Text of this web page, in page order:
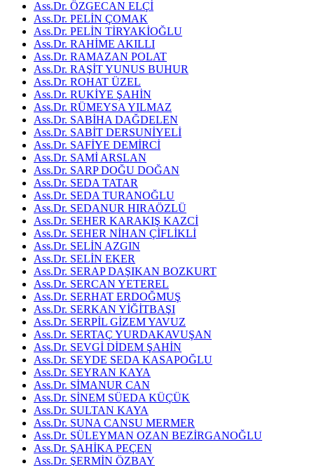
Ass.Dr. ÖZGECAN ELÇİ
Ass.Dr. PELİN ÇOMAK
Ass.Dr. PELİN TİRYAKİOĞLU
Ass.Dr. RAHİME AKILLI
Ass.Dr. RAMAZAN POLAT
Ass.Dr. RAŞİT YUNUS BUHUR
Ass.Dr. ROHAT ÜZEL
Ass.Dr. RUKİYE ŞAHİN
Ass.Dr. RÜMEYSA YILMAZ
Ass.Dr. SABİHA DAĞDELEN
Ass.Dr. SABİT DERSUNİYELİ
Ass.Dr. SAFİYE DEMİRCİ
Ass.Dr. SAMİ ARSLAN
Ass.Dr. SARP DOĞU DOĞAN
Ass.Dr. SEDA TATAR
Ass.Dr. SEDA TURANOĞLU
Ass.Dr. SEDANUR HIRAÖZLÜ
Ass.Dr. SEHER KARAKIŞ KAZCİ
Ass.Dr. SEHER NİHAN ÇİFLİKLİ
Ass.Dr. SELİN AZGIN
Ass.Dr. SELİN EKER
Ass.Dr. SERAP DAŞIKAN BOZKURT
Ass.Dr. SERCAN YETEREL
Ass.Dr. SERHAT ERDOĞMUŞ
Ass.Dr. SERKAN YİĞİTBAŞI
Ass.Dr. SERPİL GİZEM YAVUZ
Ass.Dr. SERTAÇ YURDAKAVUŞAN
Ass.Dr. SEVGİ DİDEM ŞAHİN
Ass.Dr. SEYDE SEDA KASAPOĞLU
Ass.Dr. SEYRAN KAYA
Ass.Dr. SİMANUR CAN
Ass.Dr. SİNEM SÜEDA KÜÇÜK
Ass.Dr. SULTAN KAYA
Ass.Dr. SUNA CANSU MERMER
Ass.Dr. SÜLEYMAN OZAN BEZİRGANOĞLU
Ass.Dr. ŞAHİKA PEÇEN
Ass.Dr. ŞERMİN ÖZBAY